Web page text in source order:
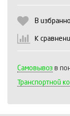
В
К
Самовывоз в
Транспортной